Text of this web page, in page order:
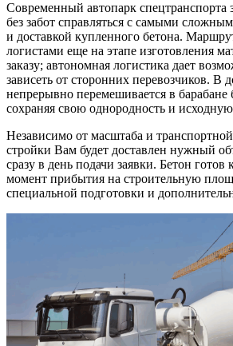
Современный автопарк спецтранспорта
без забот справляться с самыми
и доставкой купленного бетона.
логистами еще на этапе изготовления
заказу; автономная логистика дает
зависеть от сторонних перевозчиков. В
непрерывно перемешивается в барабане
сохраняя свою однородность и
Независимо от масштаба и
стройки Вам будет доставлен нужный
сразу в день подачи заявки. Бетон готов
момент прибытия на строительную
специальной подготовки и